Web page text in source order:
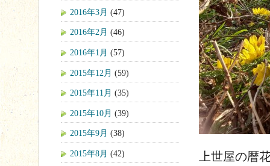
上世屋の暦
2016年3月 (47)
2016年2月 (46)
2016年1月 (57)
2015年12月 (59)
2015年11月 (35)
2015年10月 (39)
2015年9月 (38)
2015年8月 (42)